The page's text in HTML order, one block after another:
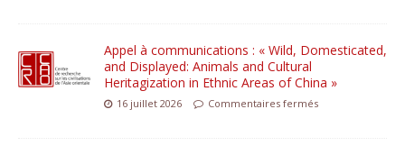
Appel à communications : « Wild, Domesticated,
and Displayed: Animals and Cultural
Heritagization in Ethnic Areas of China »
16 juillet 2026 Commentaires fermés